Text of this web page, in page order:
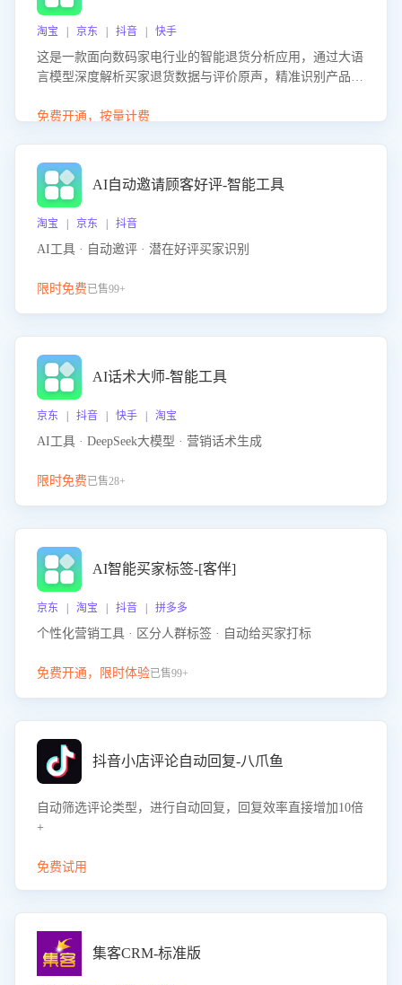
淘宝 | 京东 | 抖音 | 快手
这是一款面向数码家电行业的智能退货分析应用，通过大语
言模型深度解析买家退货数据与评价原声，精准识别产品质
改进建议，通过挖掘用户痛点驱动产品迭代，从根本上降低
免费开通，按量计费
AI自动邀请顾客好评-智能工具
淘宝 | 京东 | 抖音
AI工具 · 自动邀评 · 潜在好评买家识别
限时免费已售99+
AI话术大师-智能工具
京东 | 抖音 | 快手 | 淘宝
AI工具 · DeepSeek大模型 · 营销话术生成
限时免费已售28+
AI智能买家标签-[客伴]
京东 | 淘宝 | 抖音 | 拼多多
个性化营销工具 · 区分人群标签 · 自动给买家打标
免费开通，限时体验已售99+
抖音小店评论自动回复-八爪鱼
自动筛选评论类型，进行自动回复，回复效率直接增加10倍
+
免费试用
集客CRM-标准版